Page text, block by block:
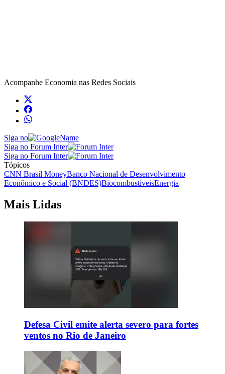
Acompanhe Economia nas Redes Sociais
Siga no
Siga no Forum Inter
Siga no Forum Inter
Tópicos
CNN Brasil MoneyBanco Nacional de Desenvolvimento
Econômico e Social (BNDES)BiocombustíveisEnergia
Mais Lidas
Defesa Civil emite alerta severo para fortes
ventos no Rio de Janeiro